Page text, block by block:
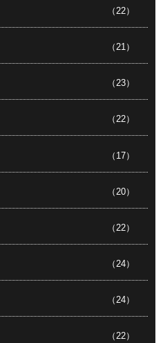
（22）
（21）
（23）
（22）
（17）
（20）
（22）
（24）
（24）
（22）